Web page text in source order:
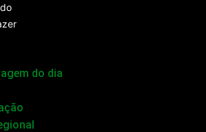
do dia